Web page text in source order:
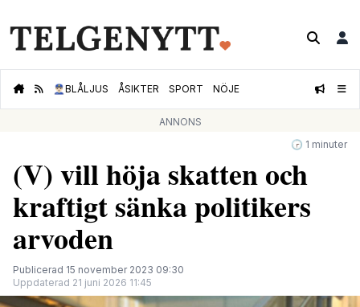
👮🏻‍♂️BLÅLJUS ÅSIKTER SPORT NÖJE
ANNONS
🕝 1 minuter
(V) vill höja skatten och
kraftigt sänka politikers
arvoden
Publicerad 15 november 2023 09:30
Uppdaterad 21 juni 2026 11:45